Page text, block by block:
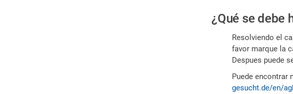
es
humano
¿Qué se debe
Resolviendo el
favor marque la
Despues puede
Puede encontrar
gesucht.de/en/